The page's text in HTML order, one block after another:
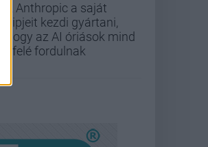
Az Anthropic a saját
chipjeit kezdi gyártani,
ahogy az AI óriások mind
befelé fordulnak